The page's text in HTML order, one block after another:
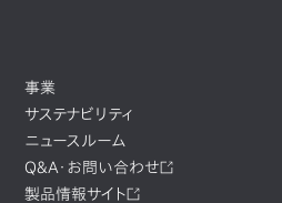
事業
サステナビリティ
ニュースルーム
Q&A・お問い合わせ
製品情報サイト